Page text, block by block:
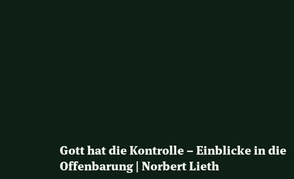
Gott hat die Kontrolle – Einblicke in die
Offenbarung | Norbert Lieth